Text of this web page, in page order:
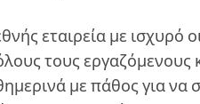
εταιρεία με
τους εργαζόμενους
με πάθος για να